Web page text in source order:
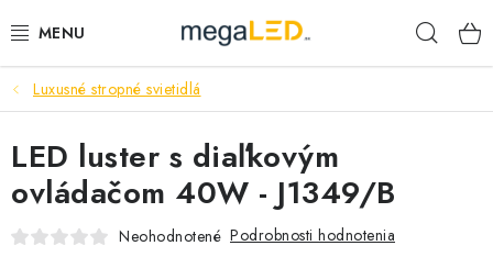
na
PRIEMYSEL
SVIETIDLÁ
ŽIAROVKY A TRUBICE
Luxusné stropné svietidlá
LED luster s diaľkovým
ovládačom 40W - J1349/B
Neohodnotené Podrobnosti hodnotenia